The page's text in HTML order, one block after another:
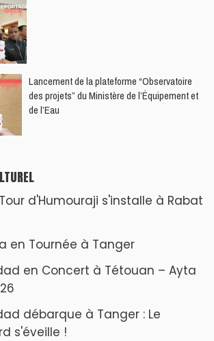
​Lancement de la plateforme “Observatoire
des projets” du Ministère de l’Équipement et
de l’Eau
d'Humouraji s'installe à Rabat
en Tournée à Tanger
en Concert à Tétouan – Ayta
débarque à Tanger : Le
s'éveille !